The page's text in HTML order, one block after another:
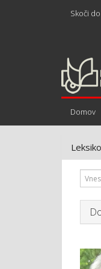
Skoči
Domov